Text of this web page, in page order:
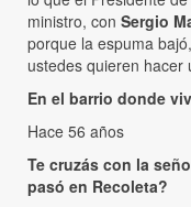
ministro, con Sergio
porque la espuma
ustedes quieren hacer
En el barrio donde
Hace 56 años
Te cruzás con la
pasó en Recoleta?